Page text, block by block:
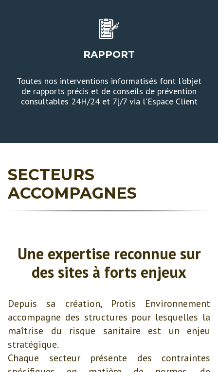
RAPPORT
Toutes nos interventions informatisés font l'objet
de rapports précis et de conseils de prévention
consultables 24H/24 et 7j/7 via l'Espace Client
SECTEURS
ACCOMPAGNES
Une expertise reconnue sur
des sites à forts enjeux
Depuis sa création, Protis Environnement
accompagne des structures pour lesquelles la
maîtrise du risque sanitaire est un enjeu
stratégique.
Chaque secteur présente des contraintes